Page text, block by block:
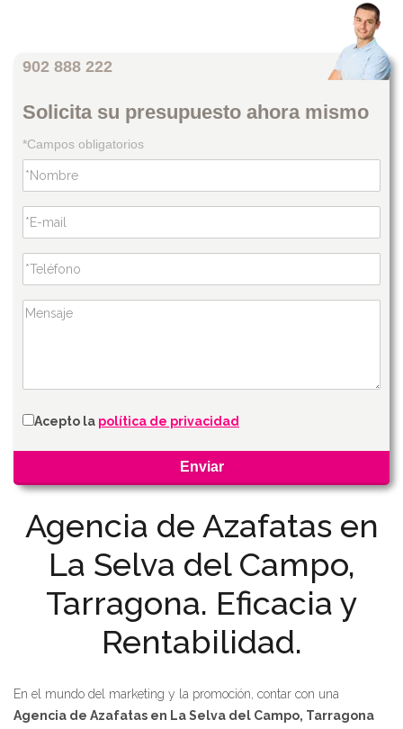
Agencia de Azafatas en
La Selva del Campo,
Tarragona. Eficacia y
Rentabilidad.
En el mundo del marketing y la promoción, contar con una
Agencia de Azafatas en La Selva del Campo, Tarragona
902 888 222
Solicita su presupuesto ahora mismo
*Campos obligatorios
Acepto la política de privacidad